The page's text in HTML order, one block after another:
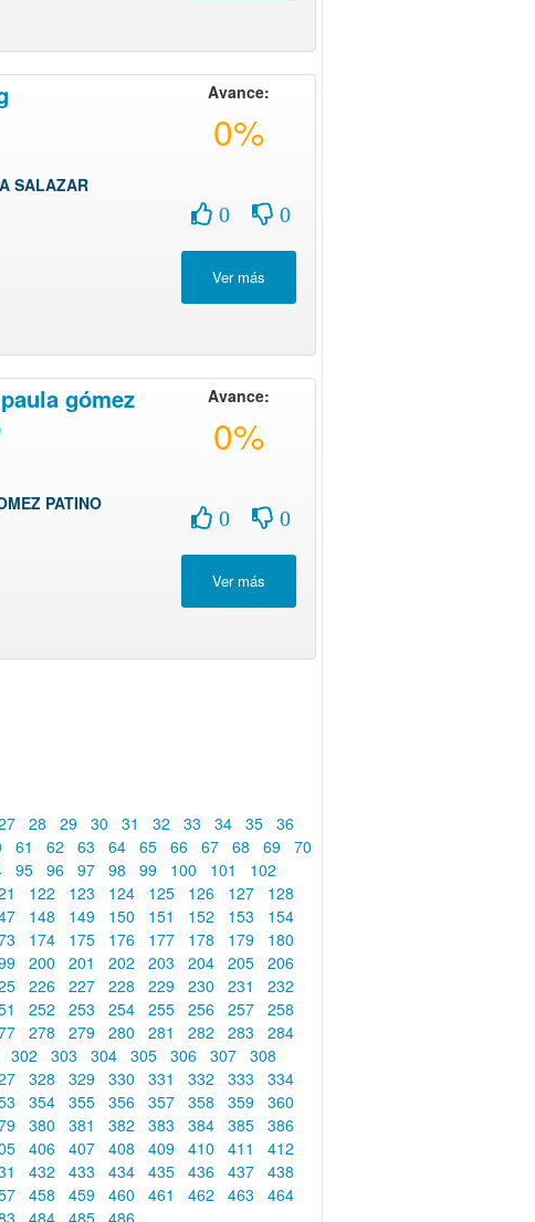
SALAZAR
Avance:
0%
0 0
gómez
PATINO
Avance:
0%
0 0
28 29 30 31 32 33 34 35 36
61 62 63 64 65 66 67 68 69 70
95 96 97 98 99 100 101
102
122 123 124 125 126 127
128
148 149 150 151 152 153
154
174 175 176 177 178 179
180
200 201 202 203 204 205 206
226 227 228 229 230 231
232
252 253 254 255 256 257 258
278 279 280 281 282 283
284
302 303 304 305 306 307 308
328 329 330 331 332 333
334
354 355 356 357 358 359 360
380 381 382 383 384 385 386
406 407 408 409 410 411
412
432 433 434 435 436 437 438
458 459 460 461 462 463
464
484 485 486